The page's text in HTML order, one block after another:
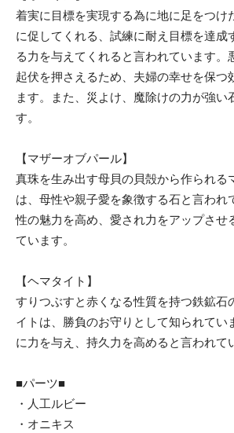
着実に目標を実現する為に地に足をつけ
に促してくれる、試練に耐え目標を達成
る力を与えてくれると言われています。
起伏を押さえるため、夫婦の幸せを保つ
ます。また、災よけ、魔除けの力が強い
す。
【マザーオブパール】
真珠を生み出す母貝の貝殻から作られる
は、母性や親子愛を象徴する石と言われ
性の魅力を高め、愛され力をアップさせ
ています。
【ヘマタイト】
すりつぶすと赤くなる性質を持つ鉄鉱石
イトは、勝負のお守りとして知られてい
に力を与え、持久力を高めると言われて
■パーツ■
・人工ルビー
・オニキス